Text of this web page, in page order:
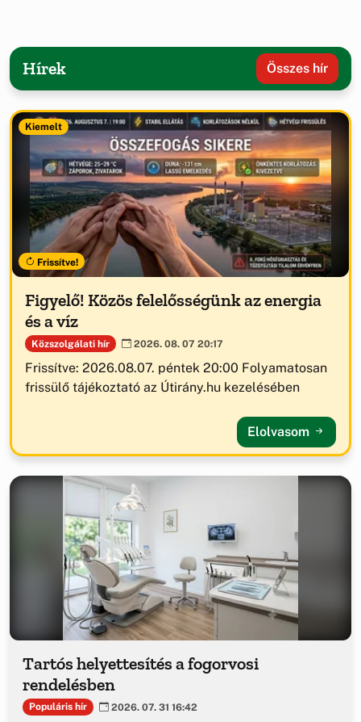
Hírek Összes hír
Kiemelt
Frissítve!
Figyelő! Közös felelősségünk az energia
és a víz
Közszolgálati hír 2026. 08. 07 20:17
Frissítve: 2026.08.07. péntek 20:00 Folyamatosan
frissülő tájékoztató az Útirány.hu kezelésében
Elolvasom
Tartós helyettesítés a fogorvosi
rendelésben
Populáris hír 2026. 07. 31 16:42